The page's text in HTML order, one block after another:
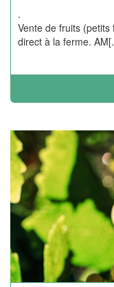
.
Vente de fruits
direct à la ferme.